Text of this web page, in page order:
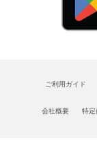
ご利用ガイド
会社概要 特定